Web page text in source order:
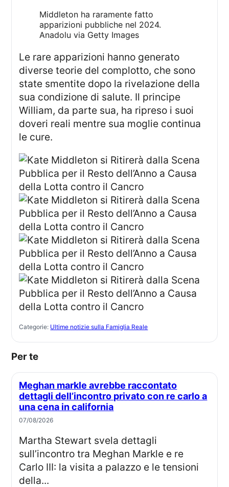
Middleton ha raramente fatto
apparizioni pubbliche nel 2024.
Anadolu via Getty Images
Le rare apparizioni hanno generato
diverse teorie del complotto, che sono
state smentite dopo la rivelazione della
sua condizione di salute. Il principe
William, da parte sua, ha ripreso i suoi
doveri reali mentre sua moglie continua
le cure.
Categorie: Ultime notizie sulla Famiglia Reale
Per te
Meghan markle avrebbe raccontato
dettagli dell’incontro privato con re carlo a
una cena in california
07/08/2026
Martha Stewart svela dettagli
sull’incontro tra Meghan Markle e re
Carlo III: la visita a palazzo e le tensioni
della...